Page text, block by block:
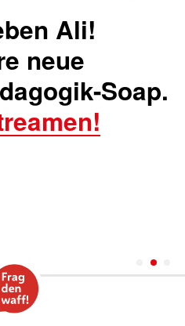
Ali!
neue
Soap.